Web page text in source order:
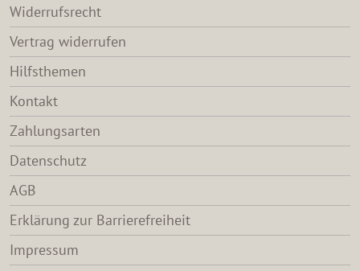
Widerrufsrecht
Vertrag widerrufen
Hilfsthemen
Kontakt
Zahlungsarten
Datenschutz
AGB
Erklärung zur Barrierefreiheit
Impressum